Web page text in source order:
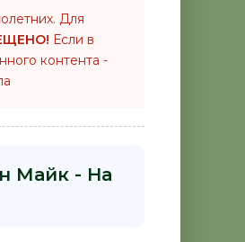
Для
Если в
контента -
Майк - На